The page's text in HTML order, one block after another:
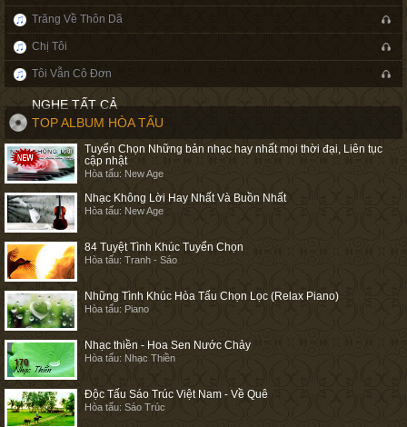
Trăng Về Thôn Dã
Chị Tôi
Tôi Vẫn Cô Đơn
NGHE TẤT CẢ
TOP ALBUM HÒA TẤU
Tuyển Chọn Những bản nhạc hay nhất mọi thời đại, Liên tục
cập nhật
Hòa tấu: New Age
Nhạc Không Lời Hay Nhất Và Buồn Nhất
Hòa tấu: New Age
84 Tuyệt Tình Khúc Tuyển Chọn
Hòa tấu: Tranh - Sáo
Những Tình Khúc Hòa Tấu Chọn Lọc (Relax Piano)
Hòa tấu: Piano
Nhạc thiền - Hoa Sen Nước Chảy
Hòa tấu: Nhạc Thiền
Độc Tấu Sáo Trúc Việt Nam - Về Quê
Hòa tấu: Sáo Trúc